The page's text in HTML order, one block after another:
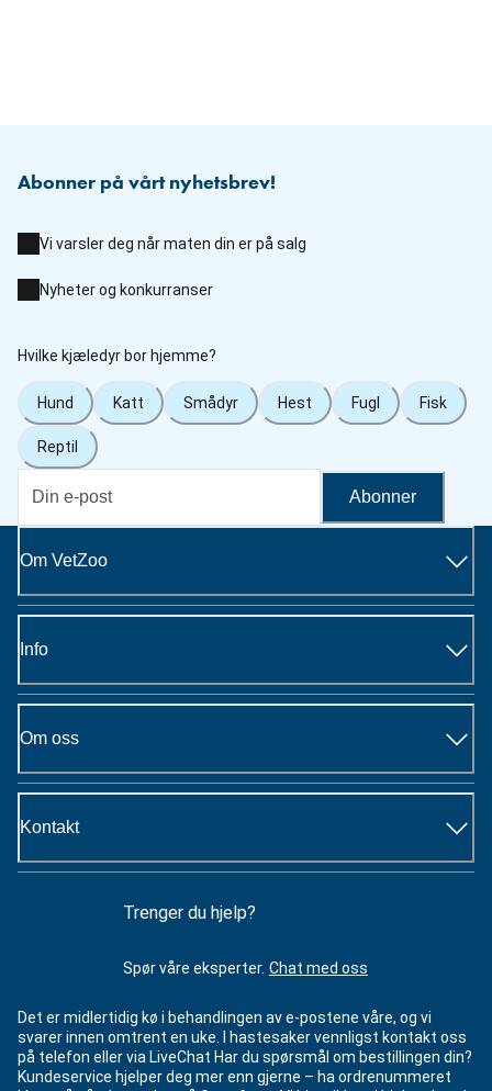
Abonner på vårt nyhetsbrev!
Vi varsler deg når maten din er på salg
Nyheter og konkurranser
Hvilke kjæledyr bor hjemme?
Hund Katt Smådyr Hest Fugl Fisk
Reptil
Abonner
Om VetZoo
Info
Om oss
Kontakt
Trenger du hjelp?
Spør våre eksperter. Chat med oss
Det er midlertidig kø i behandlingen av e-postene våre, og vi
svarer innen omtrent en uke. I hastesaker vennligst kontakt oss
på telefon eller via LiveChat Har du spørsmål om bestillingen din?
Kundeservice hjelper deg mer enn gjerne – ha ordrenummeret